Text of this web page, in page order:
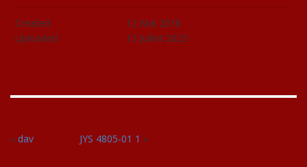
Created
12 Mai 2018
Uploaded
13 Juillet 2023
« dav JYS 4805-01 1 »